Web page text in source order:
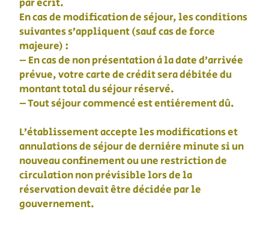
par écrit.
En cas de modification de séjour, les conditions
suivantes s’appliquent (sauf cas de force
majeure) :
– En cas de non présentation à la date d’arrivée
prévue, votre carte de crédit sera débitée du
montant total du séjour réservé.
– Tout séjour commencé est entièrement dû.
L’établissement accepte les modifications et
annulations de séjour de dernière minute si un
nouveau confinement ou une restriction de
circulation non prévisible lors de la
réservation devait être décidée par le
gouvernement.